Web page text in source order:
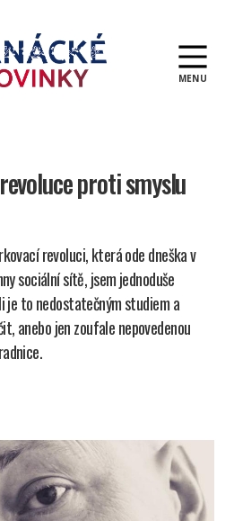
MENU
proti smyslu
revoluci, která ode dneška v
sociální sítě, jsem jednoduše
je to nedostatečným studiem a
anebo jen zoufale nepovedenou